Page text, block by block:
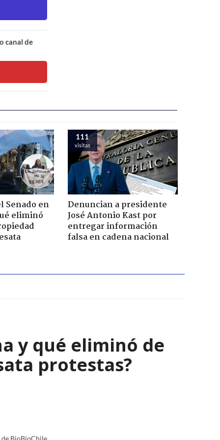
canal de
Senado en
eliminó
111
visitas
Denuncian a presidente
José Antonio Kast por
entregar información
falsa en cadena nacional
y qué eliminó de
protestas?